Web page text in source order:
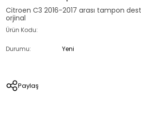
Citroen C3 2016-2017 arası tampon
orjinal
Ürün Kodu:
Durumu: Yeni
Paylaş